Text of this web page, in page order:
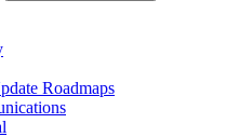
Roadmaps